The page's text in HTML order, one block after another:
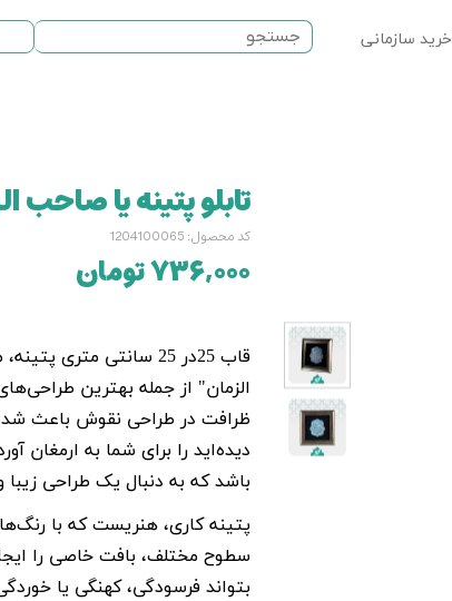
خرید سازمانی
تابلو پتینه یا صاحب
کد محصول: 1204100065
۷۳۶,۰۰۰ تومان
قاب 25در 25 سانتی
الزمان" از جمله بهترین
ظرافت در طراحی نقوش باعث شده
دیده‌اید را برای شما به ارمغان
باشد که به دنبال یک طراحی
پتینه کاری، هنریست که با
سطوح مختلف، بافت خاصی را
بتواند فرسودگی، کهنگی یا